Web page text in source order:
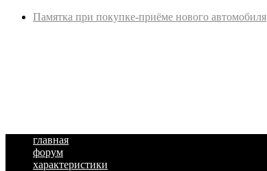
Памятка при покупке-приёме нового автомобиля
главная
форум
характеристики